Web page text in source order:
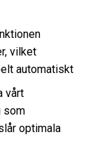
vilket
automatiskt
vårt
som
optimala